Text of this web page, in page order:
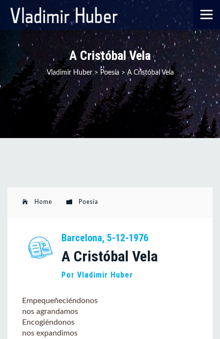
A Cristóbal Vela
Vladimir Huber> Poesía >A Cristóbal Vela
Home Poesía
Barcelona, 5-12-1976
A Cristóbal Vela
Por Vladimir Huber
Empequeñeciéndonos
nos agrandamos
Encogiéndonos
nos expandimos